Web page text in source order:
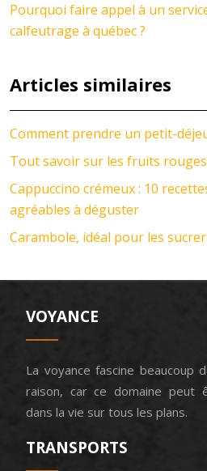
Pourquoi faire appel à un
calfeutrage à québec ?
Articles similaires
Comment prendre un petit-
Tout savoir sur les fruits
Cappuccino crémeux : 10
agréables à déguster
Carambole, idéal pour les
VOYANCE
La voyance fascine beaucoup
raison, car ce domaine peut
dans la vie sur tous les plans.
TRANSPORTS